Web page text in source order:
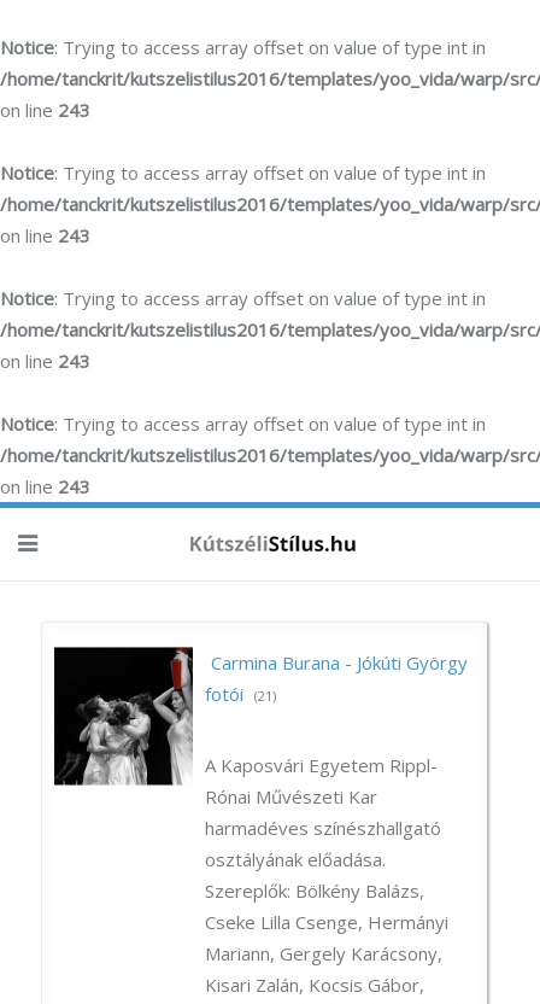
Notice: Trying to access array offset on value of type int in
/home/tanckrit/kutszelistilus2016/templates/yoo_vida/warp/
on line 243
Notice: Trying to access array offset on value of type int in
/home/tanckrit/kutszelistilus2016/templates/yoo_vida/warp/
on line 243
Notice: Trying to access array offset on value of type int in
/home/tanckrit/kutszelistilus2016/templates/yoo_vida/warp/
on line 243
Notice: Trying to access array offset on value of type int in
/home/tanckrit/kutszelistilus2016/templates/yoo_vida/warp/
on line 243
Carmina Burana - Jókúti György
fotói
(21)
A Kaposvári Egyetem Rippl-
Rónai Művészeti Kar
harmadéves színészhallgató
osztályának előadása.
Szereplők: Bölkény Balázs,
Cseke Lilla Csenge, Hermányi
Mariann, Gergely Karácsony,
Kisari Zalán, Kocsis Gábor,